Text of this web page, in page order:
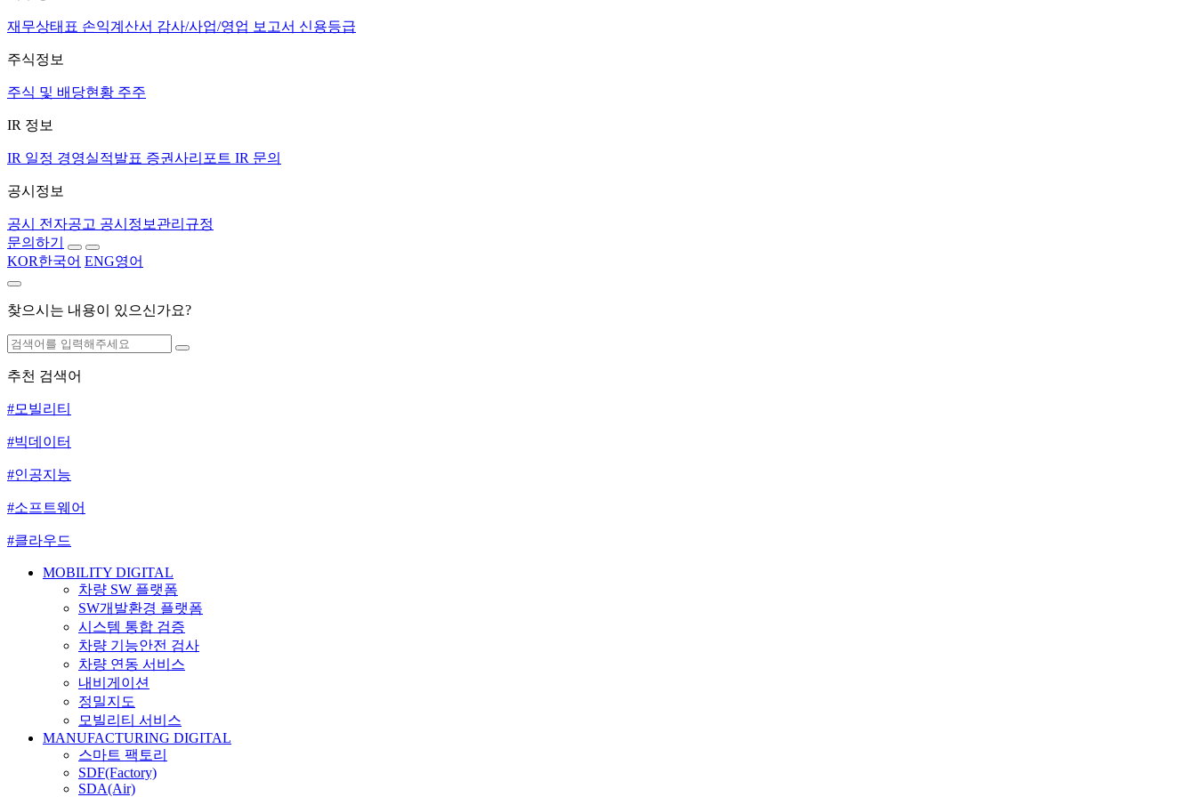
재무상태표 손익계산서 감사/사업/영업 보고서 신용등급
주식정보
주식 및 배당현황 주주
IR 정보
IR 일정 경영실적발표 증권사리포트 IR 문의
공시정보
공시 전자공고 공시정보관리규정
문의하기
KOR한국어 ENG영어
찾으시는 내용이 있으신가요?
추천 검색어
#모빌리티
#빅데이터
#인공지능
#소프트웨어
#클라우드
MOBILITY DIGITAL
차량 SW 플랫폼
SW개발환경 플랫폼
시스템 통합 검증
차량 기능안전 검사
차량 연동 서비스
내비게이션
정밀지도
모빌리티 서비스
MANUFACTURING DIGITAL
스마트 팩토리
SDF(Factory)
SDA(Air)